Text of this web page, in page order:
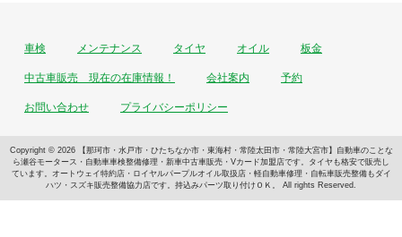
車検 メンテナンス タイヤ オイル 板金
中古車販売 現在の在庫情報！ 会社案内 予約
お問い合わせ プライバシーポリシー
Copyright © 2026 【那珂市・水戸市・ひたちなか市・東海村・常陸太田市・常陸大宮市】自動車のことな
ら瀬谷モータース・自動車車検整備修理・新車中古車販売・Vカード加盟店です。タイヤも格安で販売し
ています。オートウェイ特約店・ロイヤルパープルオイル取扱店・軽自動車修理・自転車販売整備もダイ
ハツ・スズキ販売整備協力店です。持込みパーツ取り付けＯＫ。 All rights Reserved.